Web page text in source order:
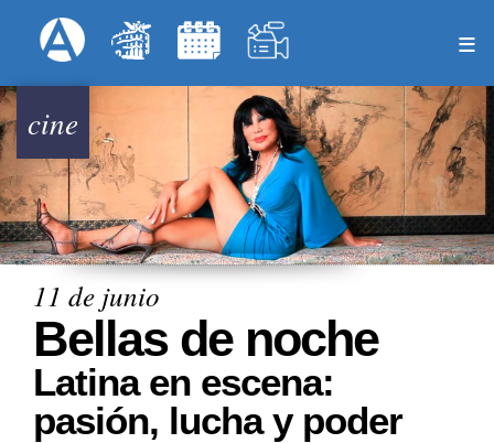
al
principal
Menú Superior
cine
11 de junio
Bellas de noche
Latina en escena:
pasión, lucha y poder